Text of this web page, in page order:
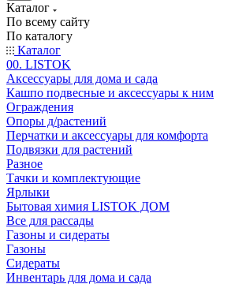
Каталог
По всему сайту
По каталогу
Каталог
00. LISTOK
Аксессуары для дома и сада
Кашпо подвесные и аксессуары к ним
Ограждения
Опоры д/растений
Перчатки и аксессуары для комфорта
Подвязки для растений
Разное
Тачки и комплектующие
Ярлыки
Бытовая химия LISTOK ДОМ
Все для рассады
Газоны и сидераты
Газоны
Сидераты
Инвентарь для дома и сада